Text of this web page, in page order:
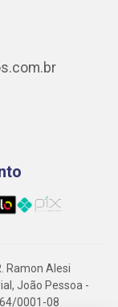
Ramon Alesi
João Pessoa -
0001-08